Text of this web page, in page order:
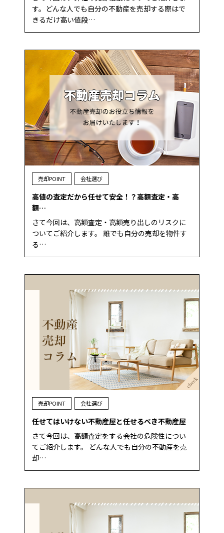
す。どんな人でも自分の不動産を売却する際はで
きるだけ高い値段…
売却POINT 会社選び
高値の査定だから任せて安全！？高額査定・高
額…
さて今回は、高額査定・高額売り出しのリスクに
ついてご紹介します。 誰でも自分の売却を物件す
る…
売却POINT 会社選び
任せてはいけない不動産屋と任せるべき不動産屋
さて今回は、高額査定をする会社の危険性につい
てご紹介します。 どんな人でも自分の不動産を売
却…